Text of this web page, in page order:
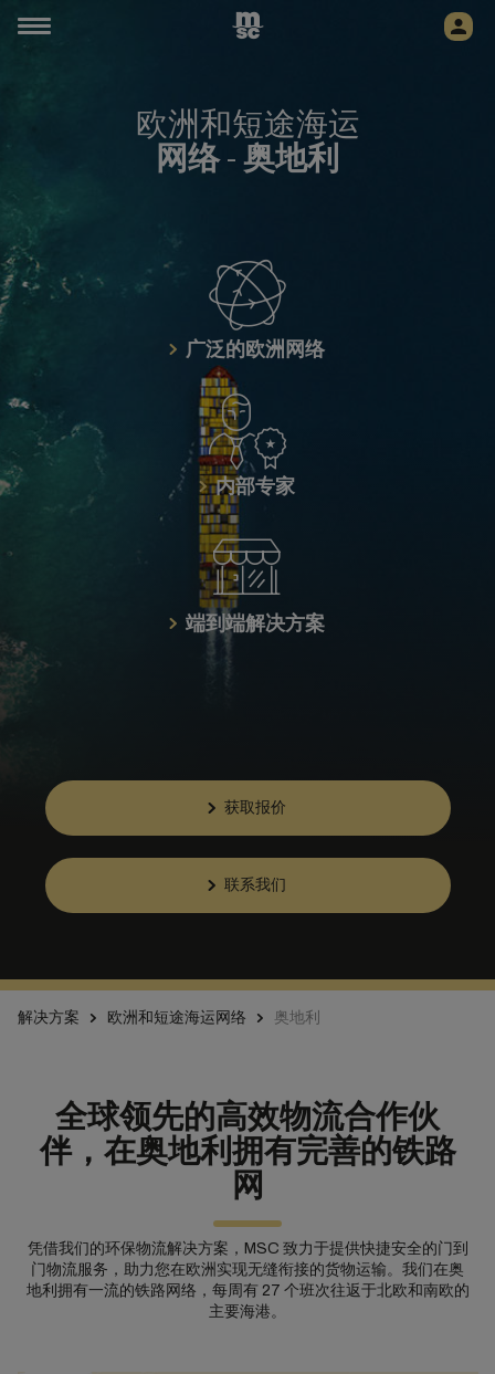
欧洲和短途海运
网络- 奥地利
广泛的欧洲网络
内部专家
端到端解决方案
获取报价
联系我们
解决方案 欧洲和短途海运网络 奥地利
全球领先的高效物流合作伙
伴，在奥地利拥有完善的铁路
网
凭借我们的环保物流解决方案，MSC 致力于提供快捷安全的门到
门物流服务，助力您在欧洲实现无缝衔接的货物运输。我们在奥
地利拥有一流的铁路网络，每周有 27 个班次往返于北欧和南欧的
主要海港。